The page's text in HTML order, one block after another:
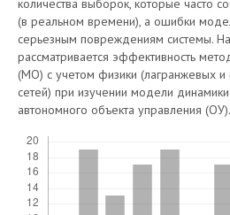
количества выборок, которые часто
(в реальном времени), а ошибки
серьезным повреждениям системы.
рассматривается эффективность
(МО) с учетом физики (лагранжевых и
сетей) при изучении модели динамики
автономного объекта управления (ОУ).